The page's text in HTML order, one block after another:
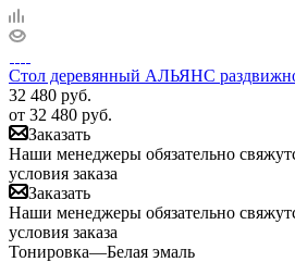
Стол деревянный АЛЬЯНС
32 480 руб.
от 32 480 руб.
Заказать
Наши менеджеры обязательно
условия заказа
Заказать
Наши менеджеры обязательно
условия заказа
Тонировка—Белая эмаль